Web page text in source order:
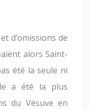
d’omissions de
alors Saint-
été la seule ni
a été la plus
du Vésuve en